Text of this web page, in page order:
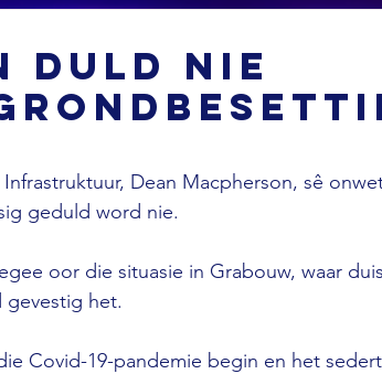
duld nie
Dean Macpherson, sê
geduld word nie.
oor die situasie in Grabouw, waar
het.
Covid-19-pandemie begin en het